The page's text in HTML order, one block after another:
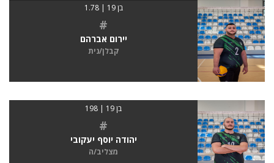
בן 19 | 1.78
#
יירום אברהם
קבלן/נית
בן 19 | 198
#
יהודה יוסף יעקובי
מצליב/ה